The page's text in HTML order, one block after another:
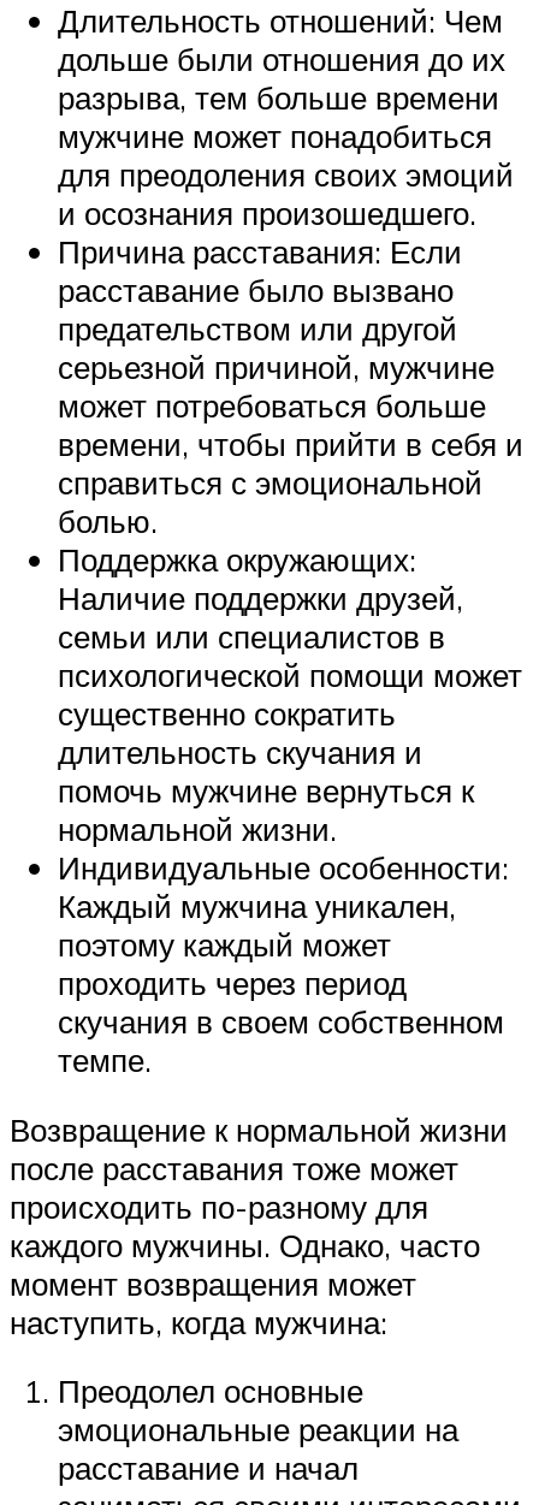
Длительность отношений: Чем
дольше были отношения до их
разрыва, тем больше времени
мужчине может понадобиться
для преодоления своих эмоций
и осознания произошедшего.
Причина расставания: Если
расставание было вызвано
предательством или другой
серьезной причиной, мужчине
может потребоваться больше
времени, чтобы прийти в себя и
справиться с эмоциональной
болью.
Поддержка окружающих:
Наличие поддержки друзей,
семьи или специалистов в
психологической помощи может
существенно сократить
длительность скучания и
помочь мужчине вернуться к
нормальной жизни.
Индивидуальные особенности:
Каждый мужчина уникален,
поэтому каждый может
проходить через период
скучания в своем собственном
темпе.
Возвращение к нормальной жизни
после расставания тоже может
происходить по-разному для
каждого мужчины. Однако, часто
момент возвращения может
наступить, когда мужчина:
Преодолел основные
эмоциональные реакции на
расставание и начал